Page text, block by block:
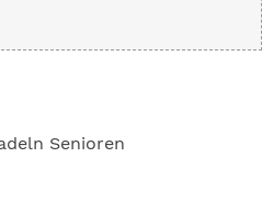
Senioren